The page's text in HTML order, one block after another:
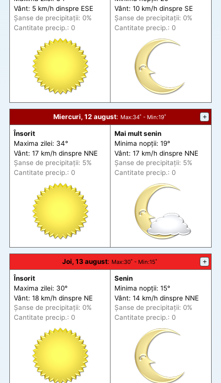
Vânt: 5 km/h dinspre ESE
Șanse de precipitații: 0%
Cantitate precip.: 0
Vânt: 10 km/h dinspre SE
Șanse de precipitații: 0%
Cantitate precip.: 0
Miercuri, 12 august: Max:34˚ - Min:19˚ +
Însorit
Maxima zilei: 34°
Vânt: 17 km/h dinspre NNE
Șanse de precipitații: 5%
Cantitate precip.: 0
Mai mult senin
Minima nopții: 19°
Vânt: 17 km/h dinspre NNE
Șanse de precipitații: 5%
Cantitate precip.: 0
Joi, 13 august: Max:30˚ - Min:15˚ +
Însorit
Maxima zilei: 30°
Vânt: 18 km/h dinspre NE
Șanse de precipitații: 0%
Cantitate precip.: 0
Senin
Minima nopții: 15°
Vânt: 14 km/h dinspre NNE
Șanse de precipitații: 0%
Cantitate precip.: 0